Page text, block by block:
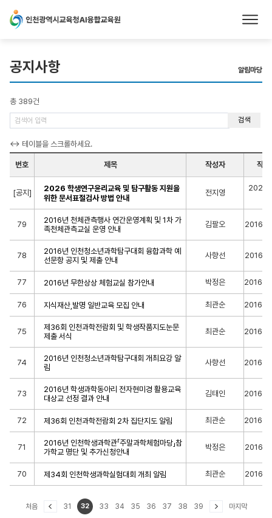
본문 바로가기
공지사항 알림마당
총 389건
검색
번호 제목 작성자 작성
[공지]
2026 학생연구윤리교육 및 탐구활동 지원을
위한 문서표절검사 방법 안내
전지영
79
2016년 천체관측행사 연간운영계획 및 1차 가
족천체관측교실 운영 안내
김팔오 2016-
78
2016년 인천청소년과학탐구대회 융합과학 예
선문항 공지 및 제출 안내
사향선 2016-
77 2016년 무한상상 체험교실 참가안내 박정은 2016-
76 지식재산,발명 일반교육 모집 안내 최관순 2016-
75
제36회 인천과학전람회 및 학생작품지도눈문
제출 서식
최관순 2016-
74
2016년 인천청소년과학탐구대회 개최요강 알
림
사향선 2016-
73
2016년 학생과학동아리 전자현미경 활용교육
대상교 선정 결과 안내
김태인 2016-
72 제36회 인천과학전람회 2차 집단지도 알림 최관순 2016-
71
2016년 인천학생과학관「주말과학체험마당」참
가학교 명단 및 추가신청안내
박정은 2016-
70 제34회 인천학생과학실험대회 개최 알림 최관순 2016-
처음 31 32 33 34 35 36 37 38 39 마지막